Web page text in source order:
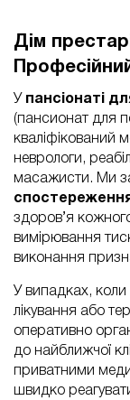
Дім
У пансіонаті
(пансионат для
кваліфікований
неврологи,
масажисти. Ми
спостереження
здоров’я
вимірювання
виконання
У випадках, коли
лікування або
оперативно
до найближчої
приватними
швидко